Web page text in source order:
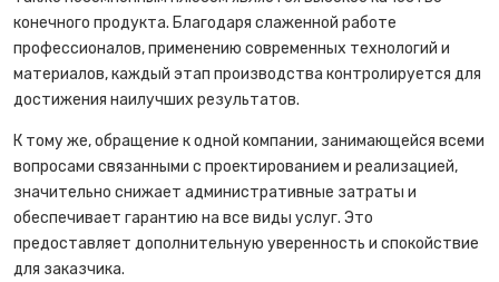
конечного продукта. Благодаря слаженной работе
профессионалов, применению современных технологий и
материалов, каждый этап производства контролируется для
достижения наилучших результатов.
К тому же, обращение к одной компании, занимающейся всеми
вопросами связанными с проектированием и реализацией,
значительно снижает административные затраты и
обеспечивает гарантию на все виды услуг. Это
предоставляет дополнительную уверенность и спокойствие
для заказчика.